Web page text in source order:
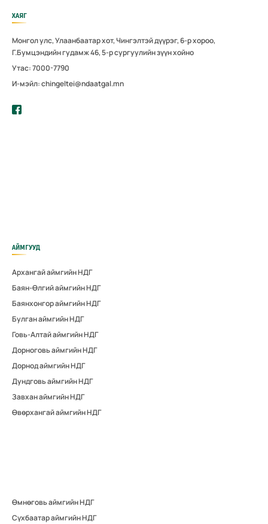
ХАЯГ
Монгол улс, Улаанбаатар хот, Чингэлтэй дүүрэг, 6-р хороо,
Г.Бумцэндийн гудамж 46, 5-р сургуулийн зүүн хойно
Утас: 7000-7790
И-мэйл: chingeltei@ndaatgal.mn
АЙМГУУД
Архангай аймгийн НДГ
Баян-Өлгий аймгийн НДГ
Баянхонгор аймгийн НДГ
Булган аймгийн НДГ
Говь-Алтай аймгийн НДГ
Дорноговь аймгийн НДГ
Дорнод аймгийн НДГ
Дундговь аймгийн НДГ
Завхан аймгийн НДГ
Өвөрхангай аймгийн НДГ
Өмнөговь аймгийн НДГ
Сүхбаатар аймгийн НДГ